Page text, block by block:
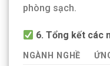
phòng sạch.
6. Tổng kết các
NGÀNH NGHỀ